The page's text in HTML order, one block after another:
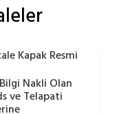
Nakli Olan
ve Telapati